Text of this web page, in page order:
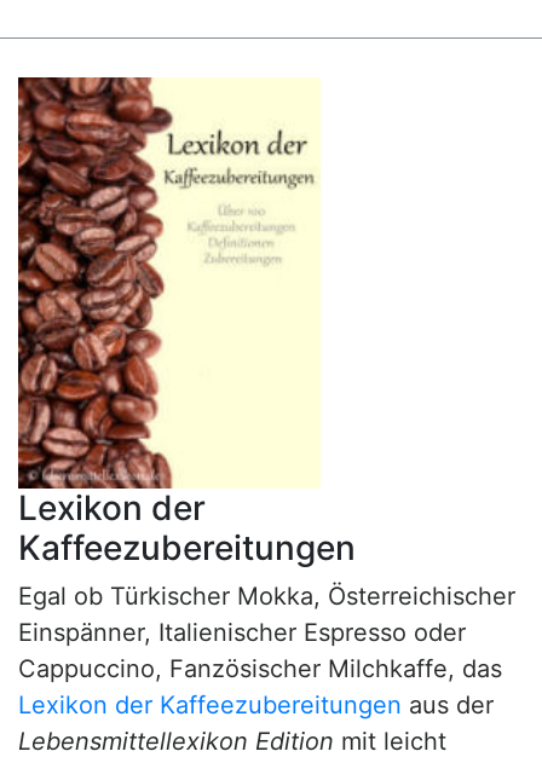
Lexikon der
Kaffeezubereitungen
Egal ob Türkischer Mokka, Österreichischer
Einspänner, Italienischer Espresso oder
Cappuccino, Fanzösischer Milchkaffe, das
Lexikon der Kaffeezubereitungen aus der
Lebensmittellexikon Edition mit leicht